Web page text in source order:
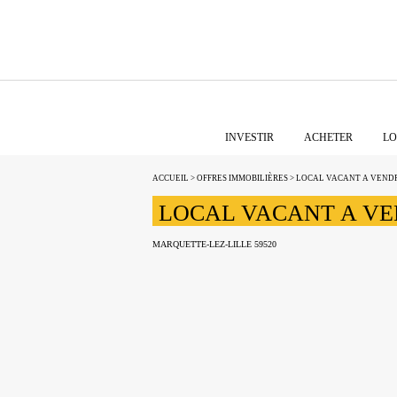
INVESTIR ACHETER
ACCUEIL > OFFRES IMMOBILIÈRES > LOCAL VACANT A
LOCAL VACANT A
MARQUETTE-LEZ-LILLE 59520
LOCAL VACANT A